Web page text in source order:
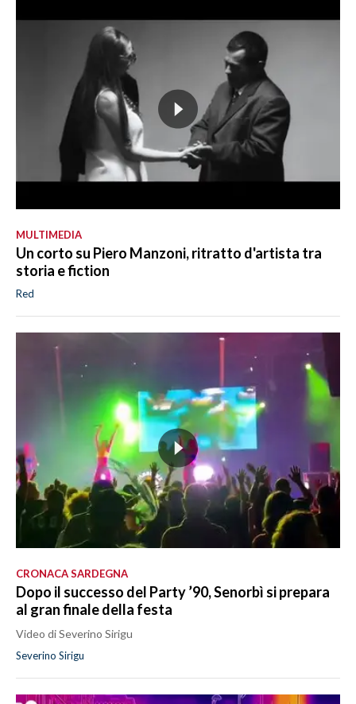
MULTIMEDIA
Un corto su Piero Manzoni, ritratto d'artista tra
storia e fiction
Red
CRONACA SARDEGNA
Dopo il successo del Party ’90, Senorbì si prepara
al gran finale della festa
Video di Severino Sirigu
Severino Sirigu